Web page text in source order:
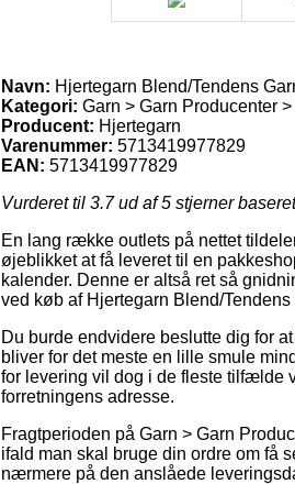
Navn: Hjertegarn Blend/Tendens
Kategori: Garn > Garn Producenter
Producent: Hjertegarn
Varenummer: 5713419977829
EAN: 5713419977829
Vurderet til 3.7ud af 5 stjerner
En lang række outlets på nettet
øjeblikket at få leveret til en
kalender. Denne er altså ret så
ved køb af Hjertegarn Blend/
Du burde endvidere beslutte dig for
bliver for det meste en lille smule
for levering vil dog i de fleste tilfælde
forretningens adresse.
Fragtperioden på Garn > Garn
ifald man skal bruge din ordre om få
nærmere på den anslåede